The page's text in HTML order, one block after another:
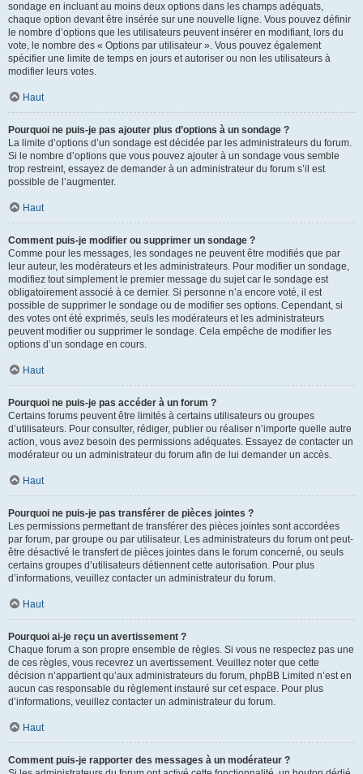
sondage en incluant au moins deux options dans les champs adéquats,
chaque option devant être insérée sur une nouvelle ligne. Vous pouvez définir
le nombre d’options que les utilisateurs peuvent insérer en modifiant, lors du
vote, le nombre des « Options par utilisateur ». Vous pouvez également
spécifier une limite de temps en jours et autoriser ou non les utilisateurs à
modifier leurs votes.
Haut
Pourquoi ne puis-je pas ajouter plus d’options à un sondage ?
La limite d’options d’un sondage est décidée par les administrateurs du forum.
Si le nombre d’options que vous pouvez ajouter à un sondage vous semble
trop restreint, essayez de demander à un administrateur du forum s’il est
possible de l’augmenter.
Haut
Comment puis-je modifier ou supprimer un sondage ?
Comme pour les messages, les sondages ne peuvent être modifiés que par
leur auteur, les modérateurs et les administrateurs. Pour modifier un sondage,
modifiez tout simplement le premier message du sujet car le sondage est
obligatoirement associé à ce dernier. Si personne n’a encore voté, il est
possible de supprimer le sondage ou de modifier ses options. Cependant, si
des votes ont été exprimés, seuls les modérateurs et les administrateurs
peuvent modifier ou supprimer le sondage. Cela empêche de modifier les
options d’un sondage en cours.
Haut
Pourquoi ne puis-je pas accéder à un forum ?
Certains forums peuvent être limités à certains utilisateurs ou groupes
d’utilisateurs. Pour consulter, rédiger, publier ou réaliser n’importe quelle autre
action, vous avez besoin des permissions adéquates. Essayez de contacter un
modérateur ou un administrateur du forum afin de lui demander un accès.
Haut
Pourquoi ne puis-je pas transférer de pièces jointes ?
Les permissions permettant de transférer des pièces jointes sont accordées
par forum, par groupe ou par utilisateur. Les administrateurs du forum ont peut-
être désactivé le transfert de pièces jointes dans le forum concerné, ou seuls
certains groupes d’utilisateurs détiennent cette autorisation. Pour plus
d’informations, veuillez contacter un administrateur du forum.
Haut
Pourquoi ai-je reçu un avertissement ?
Chaque forum a son propre ensemble de règles. Si vous ne respectez pas une
de ces règles, vous recevrez un avertissement. Veuillez noter que cette
décision n’appartient qu’aux administrateurs du forum, phpBB Limited n’est en
aucun cas responsable du règlement instauré sur cet espace. Pour plus
d’informations, veuillez contacter un administrateur du forum.
Haut
Comment puis-je rapporter des messages à un modérateur ?